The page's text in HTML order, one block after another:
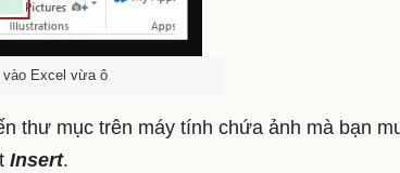
vào Excel vừa ô
thư mục trên máy tính chứa ảnh mà bạn
Insert.